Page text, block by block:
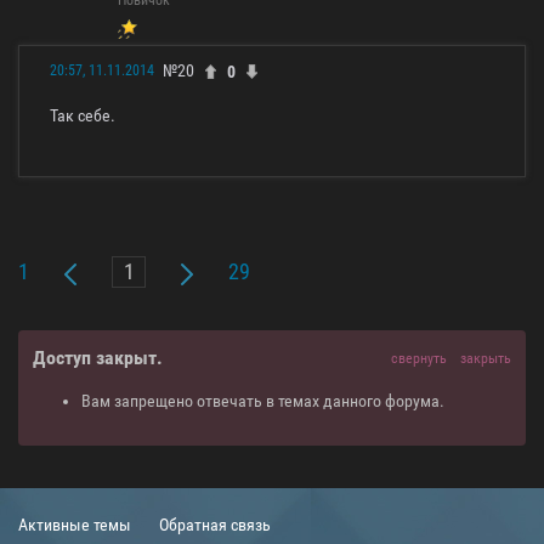
20:57, 11.11.2014 №20 0
Так себе.
1 29
Доступ закрыт. свернуть закрыть
Вам запрещено отвечать в темах данного форума.
Активные темы Обратная связь